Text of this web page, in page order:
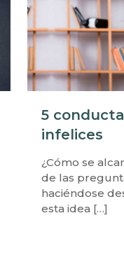
5
infelices
¿Cómo se
de las
haciéndose
esta idea […]